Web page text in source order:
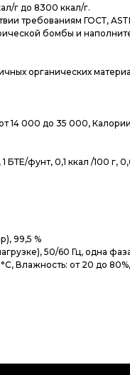
г до 8300 ккал/г.
требованиям ГОСТ,
бомбы и
органических
14 000 до 35 000,
БТЕ/фунт, 0,1 ккал /100 г,
99,5 %
50/60 Гц, одна
Влажность: от 20 до